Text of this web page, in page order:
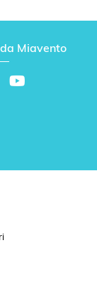
Miavento